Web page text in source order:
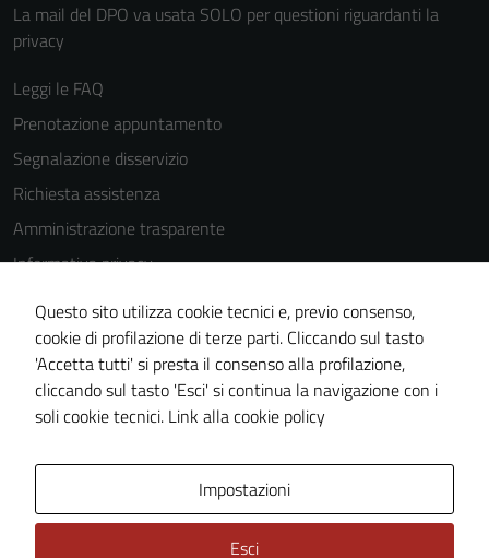
La mail del DPO va usata SOLO per questioni riguardanti la
privacy
Leggi le FAQ
Prenotazione appuntamento
Segnalazione disservizio
Richiesta assistenza
Amministrazione trasparente
Informativa privacy
Cookie Policy
Note legali
Dichiarazione di accessibilità
Piano di miglioramento del sito
Questo sito utilizza cookie tecnici e, previo consenso,
cookie di profilazione di terze parti. Cliccando sul tasto
'Accetta tutti' si presta il consenso alla profilazione,
cliccando sul tasto 'Esci' si continua la navigazione con i
soli cookie tecnici. Link alla cookie policy
Impostazioni
Esci